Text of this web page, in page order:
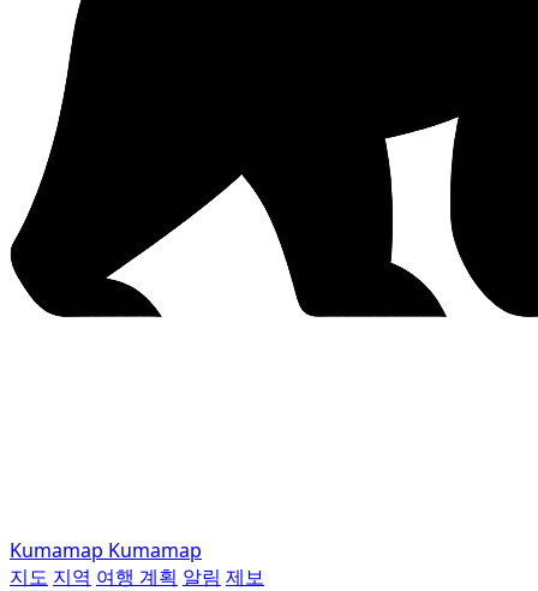
Kumamap Kumamap
지도 지역 여행 계획 알림 제보